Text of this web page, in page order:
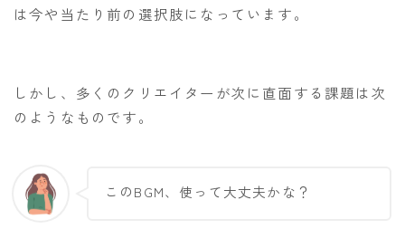
は今や当たり前の選択肢になっています。
しかし、多くのクリエイターが次に直面する課題は次
のようなものです。
このBGM、使って大丈夫かな？